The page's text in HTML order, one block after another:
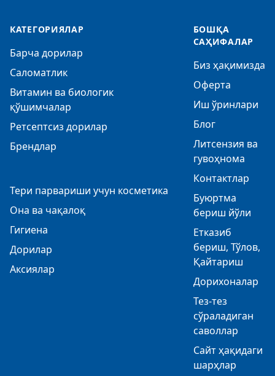
КАТЕГОРИЯЛАР
Барча дорилар
Саломатлик
Витамин ва биологик
қўшимчалар
Ретсептсиз дорилар
Брендлар
Тери парвариши учун косметика
Она ва чақалоқ
Гигиена
Дорилар
Аксиялар
БОШҚА
САҲИФАЛАР
Биз ҳақимизда
Оферта
Иш ўринлари
Блог
Литсензия ва
гувоҳнома
Контактлар
Буюртма
бериш йўли
Етказиб
бериш, Тўлов,
Қайтариш
Дорихоналар
Тез-тез
сўраладиган
саволлар
Сайт ҳақидаги
шарҳлар